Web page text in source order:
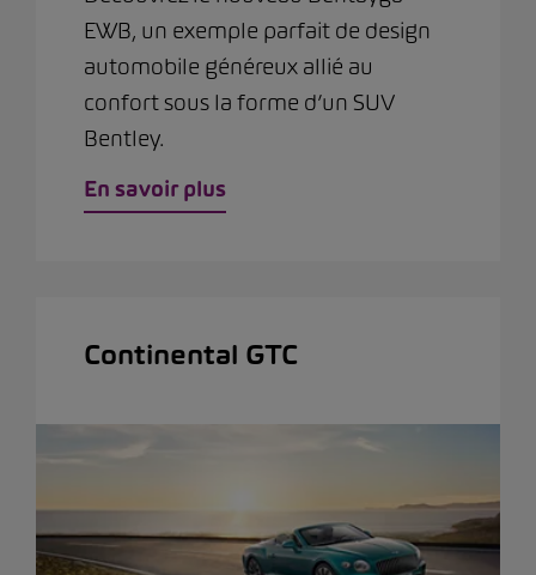
EWB, un exemple parfait de design
automobile généreux allié au
confort sous la forme d’un SUV
Bentley.
En savoir plus
Continental GTC